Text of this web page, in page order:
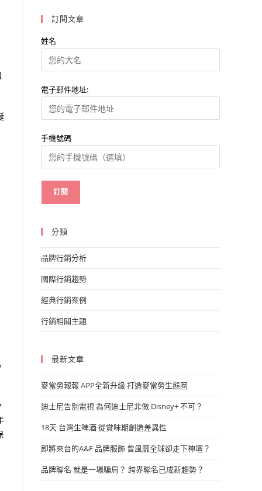
訂閱文章
姓名
電子郵件地址:
手機號碼
分類
品牌行銷分析
國際行銷趨勢
經典行銷案例
行銷相關主題
最新文章
麥當勞報報 APP全新升級 打造麥當勞生態圈
迪士尼告別電視 為何迪士尼非做 Disney+ 不可？
18天 台灣生啤酒 從賞味期創造差異性
即將來台的A&F 品牌服飾 曾風靡全球卻走下神壇？
品牌聯名 就是一場騙局？ 跨界聯名已成新趨勢？